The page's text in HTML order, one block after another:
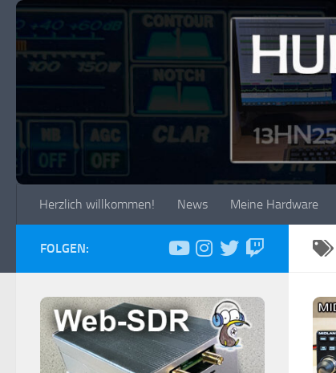
Zum Inhalt springen
Herzlich willkommen! News Meine Hardware
FOLGEN: